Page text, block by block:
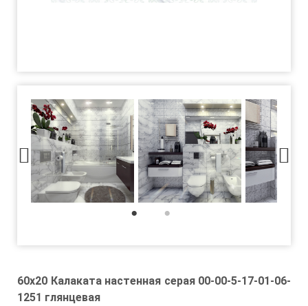
60x20 Калаката настенная серая 00-00-5-17-01-06-
1251 глянцевая